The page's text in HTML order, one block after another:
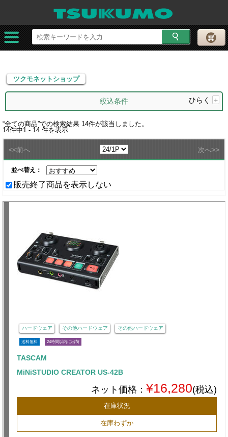
ツクモネットショップ
ツクモネットショップ
絞込条件 ひらく +
“全ての商品”での検索結果 14件が該当しました。
14件中1 - 14 件を表示
<<前へ 次へ>>
並べ替え：
販売終了商品を表示しない
ハードウェア その他ハードウェア その他ハードウェア
送料無料 24時間以内に出荷
TASCAM
MiNiSTUDIO CREATOR US-42B
ネット価格： ¥16,280(税込)
在庫状況
在庫わずか